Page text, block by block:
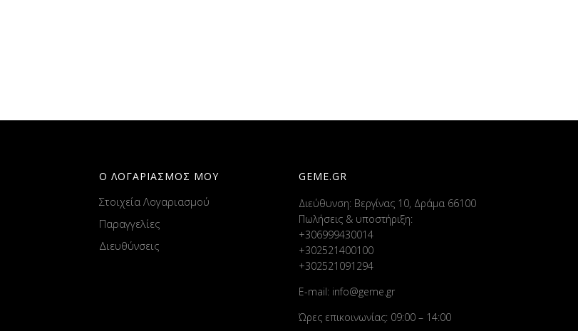
Ο ΛΟΓΑΡΙΑΣΜΟΣ ΜΟΥ
Στοιχεία Λογαριασμού
Παραγγελίες
Διευθύνσεις
GEME.GR
Διεύθυνση: Βεργίνας 10, Δράμα 66100
Πωλήσεις & υποστήριξη:
+306999430014
+302521400100
+302521091294
E-mail: info@geme.gr
Ώρες επικοινωνίας: 09:00 – 14:00